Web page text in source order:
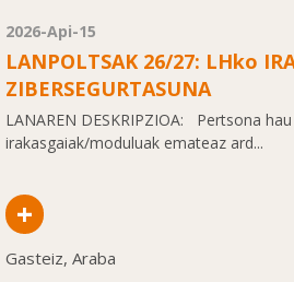
2026-Api-15
LANPOLTSAK 26/27: LHko
ZIBERSEGURTASUNA
LANAREN DESKRIPZIOA: Pertsona
irakasgaiak/moduluak emateaz ard...
+
Gasteiz, Araba